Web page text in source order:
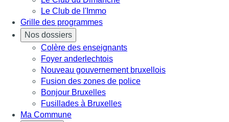
Le Club de l'Immo
Grille des programmes
Nos dossiers
Colère des enseignants
Foyer anderlechtois
Nouveau gouvernement bruxellois
Fusion des zones de police
Bonjour Bruxelles
Fusillades à Bruxelles
Ma Commune